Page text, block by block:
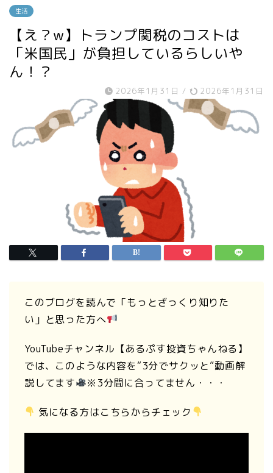
生活
【え？w】トランプ関税のコストは
「米国民」が負担しているらしいや
ん！？
2026年1月31日 / 2026年1月31日
このブログを読んで「もっとざっくり知りた
い」と思った方へ
YouTubeチャンネル【あるぷす投資ちゃんねる】
では、このような内容を“3分でサクッと”動画解
説してます
※3分間に合ってません・・・
気になる方はこちらからチェック